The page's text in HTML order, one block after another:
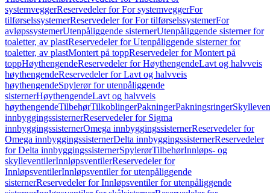
systemveggerReservedeler for For systemveggerFor
tilførselssystemerReservedeler for For tilførselssystemerFor
avløpssystemerUtenpåliggende sisternerUtenpåliggende sisterner for
toaletter, av plastReservedeler for Utenpåliggende sisterner for
toaletter, av plastMontert på toppReservedeler for Montert på
toppHøythengendeReservedeler for HøythengendeLavt og halvveis
høythengendeReservedeler for Lavt og halvveis
høythengendeSpylerør for utenpåliggende
sisternerHøythengendeLavt og halvveis
høythengendeTilbehørTilkoblingerPakningerPakningsringer
innbyggingssisternerReservedeler for Sigma
innbyggingssisternerOmega innbyggingssisternerReservedeler for
Omega innbyggingssisternerDelta innbyggingssisternerReservedeler
for Delta innbyggingssisternerSpylerørTilbehørInnløps- og
skylleventilerInnløpsventilerReservedeler for
InnløpsventilerInnløpsventiler for utenpåliggende
sisternerReservedeler for Innløpsventiler for utenpåliggende